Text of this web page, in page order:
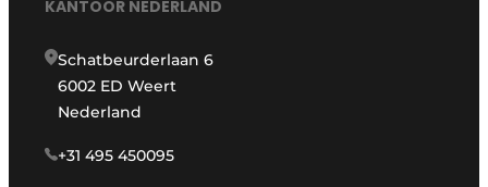
KANTOOR NEDERLAND
Schatbeurderlaan 6
6002 ED Weert
Nederland
+31 495 450095